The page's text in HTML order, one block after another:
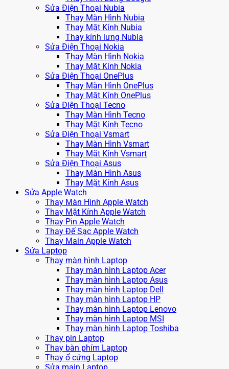
Sửa Điện Thoại Nubia
Thay Màn Hình Nubia
Thay Mặt Kính Nubia
Thay kính lưng Nubia
Sửa Điện Thoại Nokia
Thay Màn Hình Nokia
Thay Mặt Kính Nokia
Sửa Điện Thoại OnePlus
Thay Màn Hình OnePlus
Thay Mặt Kính OnePlus
Sửa Điện Thoại Tecno
Thay Màn Hình Tecno
Thay Mặt Kính Tecno
Sửa Điện Thoại Vsmart
Thay Màn Hình Vsmart
Thay Mặt Kính Vsmart
Sửa Điện Thoại Asus
Thay Màn Hình Asus
Thay Mặt Kính Asus
Sửa Apple Watch
Thay Màn Hình Apple Watch
Thay Mặt Kính Apple Watch
Thay Pin Apple Watch
Thay Đế Sạc Apple Watch
Thay Main Apple Watch
Sửa Laptop
Thay màn hình Laptop
Thay màn hình Laptop Acer
Thay màn hình Laptop Asus
Thay màn hình Laptop Dell
Thay màn hình Laptop HP
Thay màn hình Laptop Lenovo
Thay màn hình Laptop MSI
Thay màn hình Laptop Toshiba
Thay pin Laptop
Thay bàn phím Laptop
Thay ổ cứng Laptop